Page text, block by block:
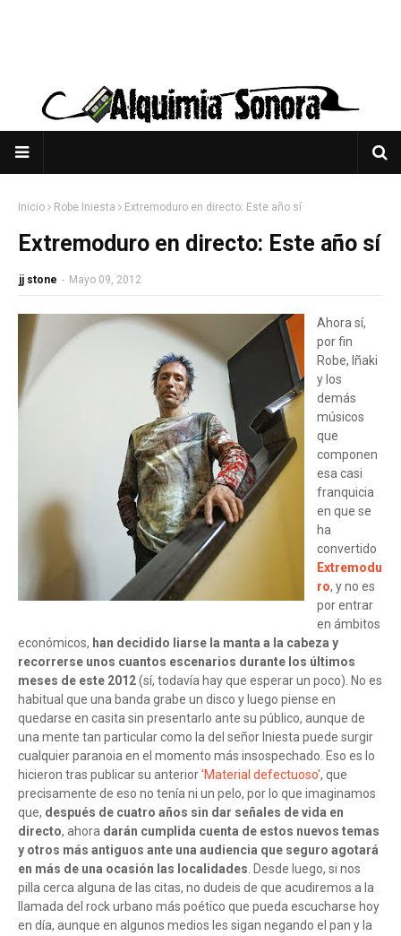
Inicio Robe Iniesta Extremoduro en directo: Este año sí
Extremoduro en directo: Este año sí
jj stone - Mayo 09, 2012
Ahora sí,
por fin
Robe, Iñaki
y los
demás
músicos
que
componen
esa casi
franquicia
en que se
ha
convertido
Extremodu
ro, y no es
por entrar
en ámbitos
económicos, han decidido liarse la manta a la cabeza y
recorrerse unos cuantos escenarios durante los últimos
meses de este 2012(sí, todavía hay que esperar un poco). No es
habitual que una banda grabe un disco y luego piense en
quedarse en casita sin presentarlo ante su público, aunque de
una mente tan particular como la del señor Iniesta puede surgir
cualquier paranoia en el momento más insospechado. Eso es lo
hicieron tras publicar su anterior'Material defectuoso', que
precisamente de eso no tenía ni un pelo, por lo que imaginamos
que, después de cuatro años sin dar señales de vida en
directo, ahora darán cumplida cuenta de estos nuevos temas
y otros más antiguos ante una audiencia que seguro agotará
en más de una ocasión las localidades. Desde luego, si nos
pilla cerca alguna de las citas, no dudeis de que acudiremos a la
llamada del rock urbano más poético que pueda escucharse hoy
en día, aunque en algunos medios les sigan negando el pan y la